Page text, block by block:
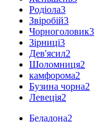
Родіола3
Звіробій3
Чорноголовик3
Зірниці3
Дев'ясил2
Шоломниця2
камфорома2
Бузина чорна2
Левеція2
Беладона2